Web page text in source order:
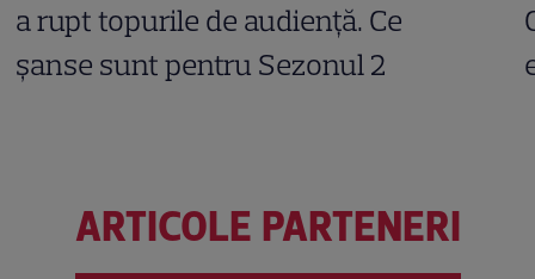
a rupt topurile de audiență. Ce
șanse sunt pentru Sezonul 2
ARTICOLE PARTENERI